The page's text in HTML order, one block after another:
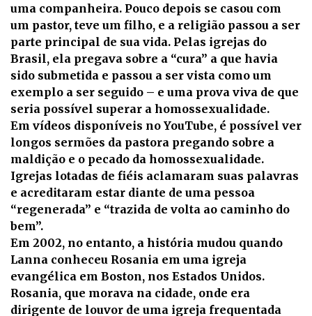
uma companheira. Pouco depois se casou com
um pastor, teve um filho, e a religião passou a ser
parte principal de sua vida. Pelas igrejas do
Brasil, ela pregava sobre a “cura” a que havia
sido submetida e passou a ser vista como um
exemplo a ser seguido – e uma prova viva de que
seria possível superar a homossexualidade.
Em vídeos disponíveis no YouTube, é possível ver
longos sermões da pastora pregando sobre a
maldição e o pecado da homossexualidade.
Igrejas lotadas de fiéis aclamaram suas palavras
e acreditaram estar diante de uma pessoa
“regenerada” e “trazida de volta ao caminho do
bem”.
Em 2002, no entanto, a história mudou quando
Lanna conheceu Rosania em uma igreja
evangélica em Boston, nos Estados Unidos.
Rosania, que morava na cidade, onde era
dirigente de louvor de uma igreja frequentada